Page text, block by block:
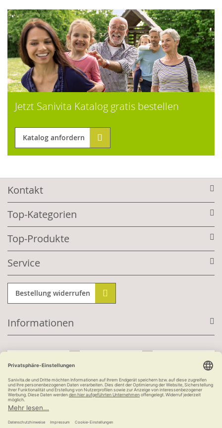
Jetzt Sanivita Katalog gratis bestellen
Katalog anfordern
Kontakt
Top-Kategorien
Top-Produkte
Service
Bestellung widerrufen
Informationen
Kauf auf Rechnung